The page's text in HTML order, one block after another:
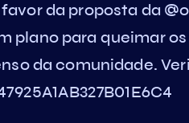
da proposta da
plano para queimar
da comunidade.